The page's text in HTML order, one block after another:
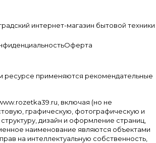
интернет-магазин бытовой техники
Оферта
ресурсе применяются рекомендательные
включая (но не
графическую, фотографическую и
дизайн и оформление страниц,
наименование являются объектами
на интеллектуальную собственность,